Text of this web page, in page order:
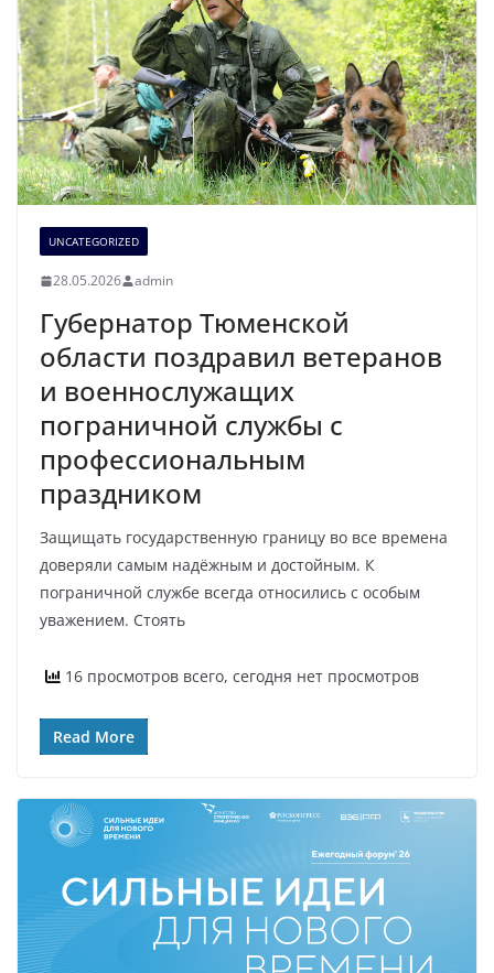
UNCATEGORIZED
28.05.2026 admin
Губернатор Тюменской
области поздравил ветеранов
и военнослужащих
пограничной службы с
профессиональным
праздником
Защищать государственную границу во все времена
доверяли самым надёжным и достойным. К
пограничной службе всегда относились с особым
уважением. Стоять
16 просмотров всего, сегодня нет просмотров
Read More